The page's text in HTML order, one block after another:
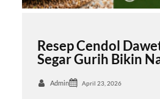
Resep Cendol
Segar Gurih Bikin
Admin April 23, 2026